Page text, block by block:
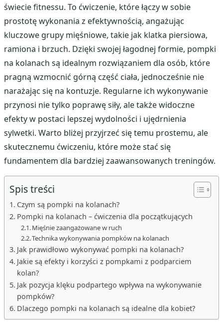
świecie fitnessu. To ćwiczenie, które łączy w sobie
prostotę wykonania z efektywnością, angażując
kluczowe grupy mięśniowe, takie jak klatka piersiowa,
ramiona i brzuch. Dzięki swojej łagodnej formie, pompki
na kolanach są idealnym rozwiązaniem dla osób, które
pragną wzmocnić górną część ciała, jednocześnie nie
narażając się na kontuzje. Regularne ich wykonywanie
przynosi nie tylko poprawę siły, ale także widoczne
efekty w postaci lepszej wydolności i ujędrnienia
sylwetki. Warto bliżej przyjrzeć się temu prostemu, ale
skutecznemu ćwiczeniu, które może stać się
fundamentem dla bardziej zaawansowanych treningów.
Spis treści
Czym są pompki na kolanach?
Pompki na kolanach – ćwiczenia dla początkujących
Mięśnie zaangażowane w ruch
Technika wykonywania pompków na kolanach
Jak prawidłowo wykonywać pompki na kolanach?
Jakie są efekty i korzyści z pompkami z podparciem
kolan?
Jak pozycja klęku podpartego wpływa na wykonywanie
pompków?
Dlaczego pompki na kolanach są idealne dla kobiet?